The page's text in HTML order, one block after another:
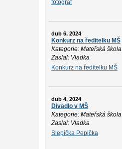
fotograf
dub 6, 2024
Konkurz na ředitelku MŠ
Kategorie: Mateřská škola
Zaslal: Vladka
Konkurz na ředitelku MŠ
dub 4, 2024
Divadlo v MŠ
Kategorie: Mateřská škola
Zaslal: Vladka
Slepička Pepička